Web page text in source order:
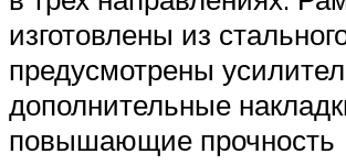
изготовлены из
предусмотрены
дополнительные
повышающие прочность